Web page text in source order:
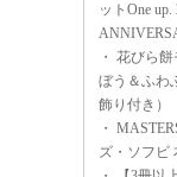
ットOne up.
・ 花びら餅
ぼう＆ふわ
飾り付き）
・
ズ・ソフビ